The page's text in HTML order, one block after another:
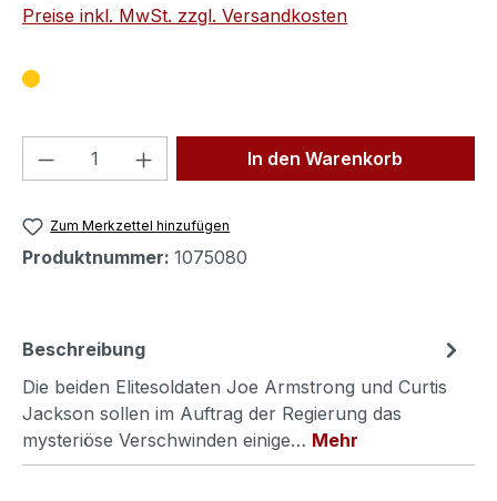
Preise inkl. MwSt. zzgl. Versandkosten
Produkt Anzahl: Gib denIn den Warenkorb
Zum Merkzettel hinzufügen
Produktnummer: 1075080
Beschreibung
Die beiden Elitesoldaten Joe Armstrong und Curtis
Jackson sollen im Auftrag der Regierung das
mysteriöse Verschwinden einige… Mehr